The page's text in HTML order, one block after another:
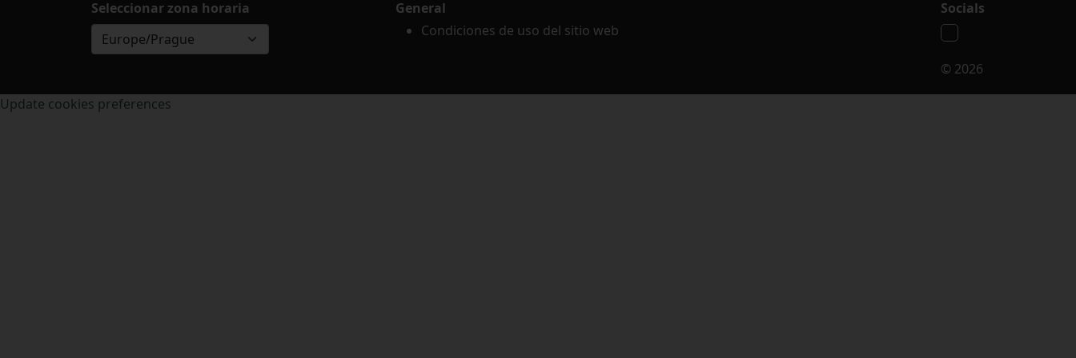
Seleccionar zona horaria
Europe/Prague
General
Condiciones de uso del sitio web
Socials
© 2026
Update cookies preferences